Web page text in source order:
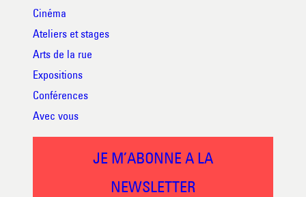
Cinéma
Ateliers et stages
Arts de la rue
Expositions
Conférences
Avec vous
JE M’ABONNE A LA
NEWSLETTER